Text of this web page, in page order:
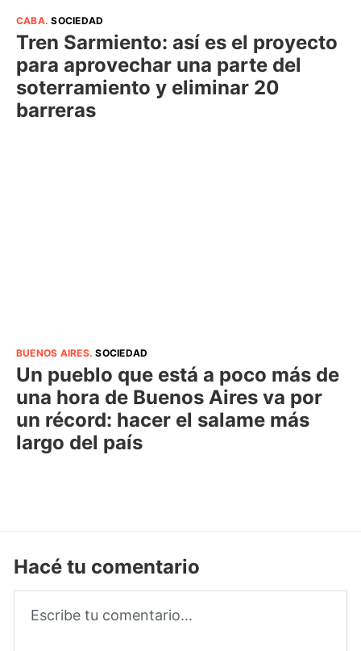
CABA.SOCIEDAD
Tren Sarmiento: así es el proyecto
para aprovechar una parte del
soterramiento y eliminar 20
barreras
BUENOS AIRES.SOCIEDAD
Un pueblo que está a poco más de
una hora de Buenos Aires va por
un récord: hacer el salame más
largo del país
Hacé tu comentario